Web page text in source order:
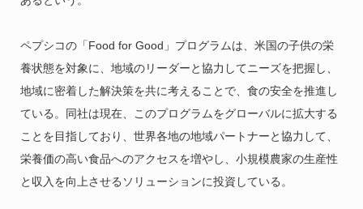
ペプシコの「Food for Good」プログラムは、米国の子供の栄
養状態を対象に、地域のリーダーと協力してニーズを把握し、
地域に密着した解決策を共に考えることで、食の安全を推進し
ている。同社は現在、このプログラムをグローバルに拡大する
ことを目指しており、世界各地の地域パートナーと協力して、
栄養価の高い食品へのアクセスを増やし、小規模農家の生産性
と収入を向上させるソリューションに投資している。